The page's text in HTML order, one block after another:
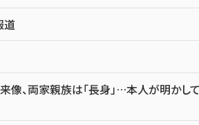
道
像、両家親族は「長身」…本人が明かし